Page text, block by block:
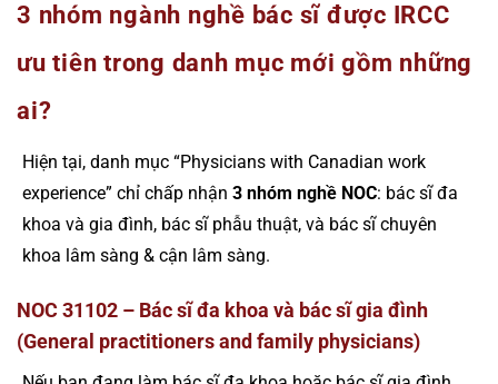
3 nhóm ngành nghề bác sĩ được IRCC
ưu tiên trong danh mục mới gồm những
ai?
Hiện tại, danh mục “Physicians with Canadian work
experience” chỉ chấp nhận 3 nhóm nghề NOC: bác sĩ đa
khoa và gia đình, bác sĩ phẫu thuật, và bác sĩ chuyên
khoa lâm sàng & cận lâm sàng.
NOC 31102 – Bác sĩ đa khoa và bác sĩ gia đình
(General practitioners and family physicians)